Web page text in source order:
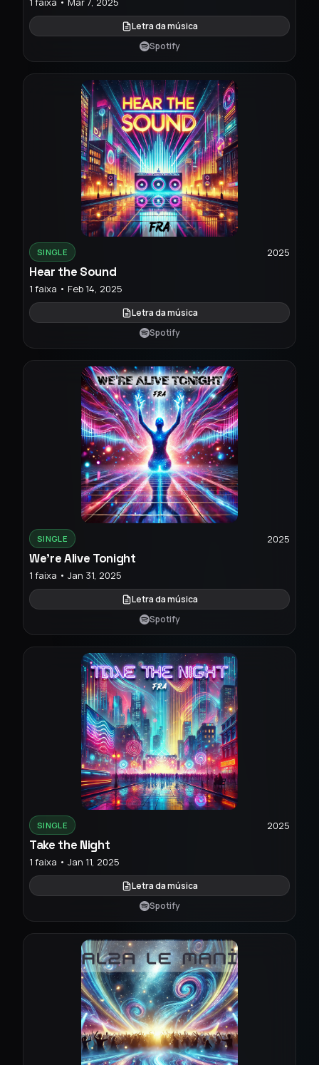
Letra da música
Spotify
SINGLE 2025
Hear the Sound
1 faixa • Feb 14, 2025
Letra da música
Spotify
SINGLE 2025
We're Alive Tonight
1 faixa • Jan 31, 2025
Letra da música
Spotify
SINGLE 2025
Take the Night
1 faixa • Jan 11, 2025
Letra da música
Spotify